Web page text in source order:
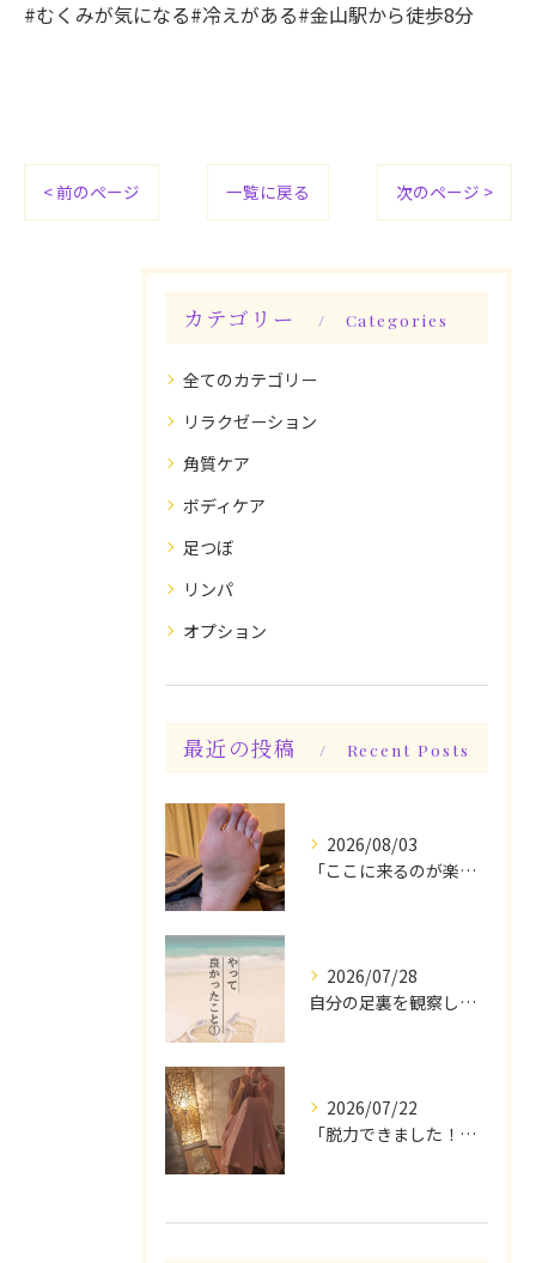
#むくみが気になる#冷えがある#金山駅から徒歩8分
< 前のページ 一覧に戻る 次のページ >
カテゴリー Categories
全てのカテゴリー
リラクゼーション
角質ケア
ボディケア
足つぼ
リンパ
オプション
最近の投稿 Recent Posts
2026/08/03
「ここに来るのが楽しみです♪」と、言っていただけます◎
2026/07/28
自分の足裏を観察してみる！やって良かったぁ〜♪
2026/07/22
「脱力できました！」今日は私の時間♪全身メンテナンスデー☆